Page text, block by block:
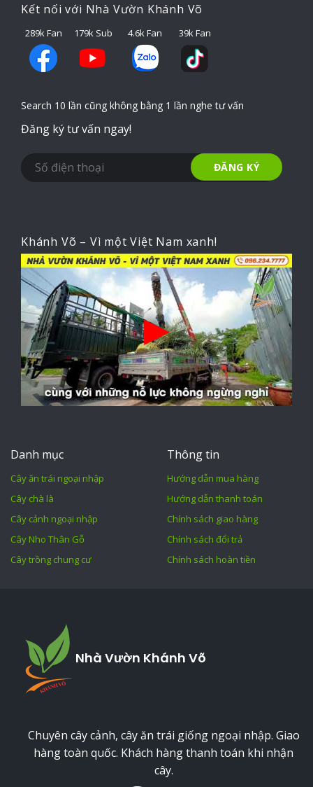
Kết nối với Nhà Vườn Khánh Võ
289k Fan 179k Sub 4.6k Fan 39k Fan
Search 10 lần cũng không bằng 1 lần nghe tư vấn
Đăng ký tư vấn ngay!
Khánh Võ – Vì một Việt Nam xanh!
Danh mục
Cây ăn trái ngoại nhập
Cây chà là
Cây cảnh ngoại nhập
Cây Nho Thân Gỗ
Cây trồng chung cư
Thông tin
Hướng dẫn mua hàng
Hướng dẫn thanh toán
Chính sách giao hàng
Chính sách đổi trả
Chính sách hoàn tiền
Nhà Vườn Khánh Võ
Chuyên cây cảnh, cây ăn trái giống ngoại nhập. Giao
hàng toàn quốc. Khách hàng thanh toán khi nhận
cây.